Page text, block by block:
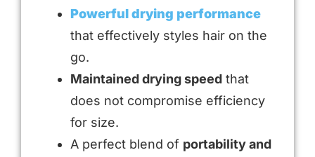
Powerful drying performance
that effectively styles hair on the
go.
Maintained drying speed that
does not compromise efficiency
for size.
A perfect blend of portability and